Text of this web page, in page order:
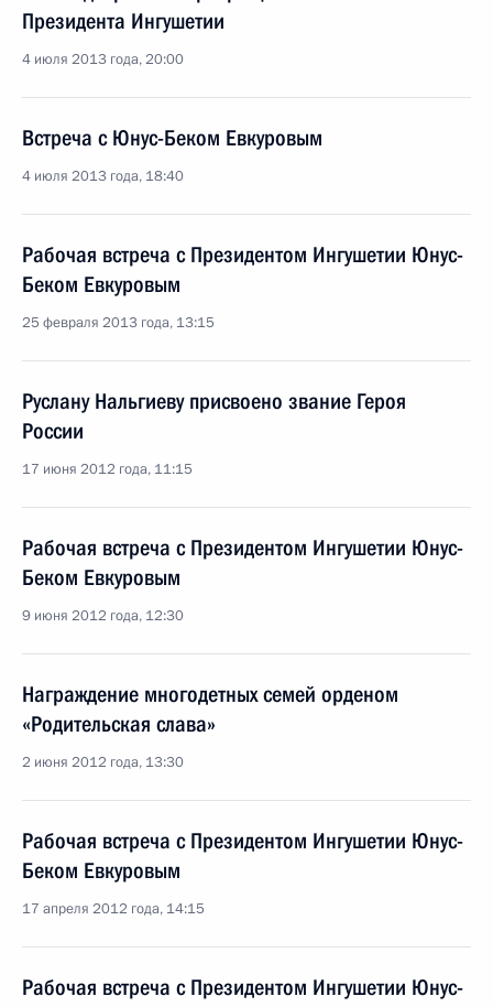
Президента Ингушетии
4 июля 2013 года, 20:00
Встреча с Юнус-Беком Евкуровым
4 июля 2013 года, 18:40
Рабочая встреча с Президентом Ингушетии Юнус-
Беком Евкуровым
25 февраля 2013 года, 13:15
Руслану Нальгиеву присвоено звание Героя
России
17 июня 2012 года, 11:15
Рабочая встреча с Президентом Ингушетии Юнус-
Беком Евкуровым
9 июня 2012 года, 12:30
Награждение многодетных семей орденом
«Родительская слава»
2 июня 2012 года, 13:30
Рабочая встреча с Президентом Ингушетии Юнус-
Беком Евкуровым
17 апреля 2012 года, 14:15
Рабочая встреча с Президентом Ингушетии Юнус-